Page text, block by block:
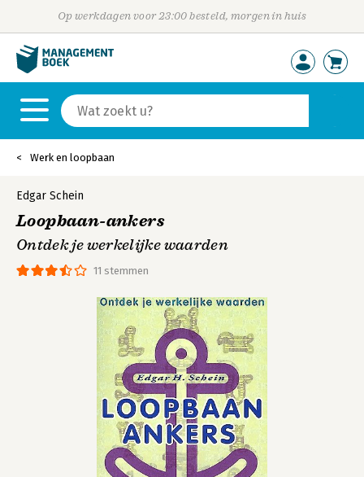
Op werkdagen voor 23:00 besteld, morgen in huis
Werk en loopbaan
11 stemmen
Edgar Schein
Loopbaan-ankers
Ontdek je werkelijke waarden